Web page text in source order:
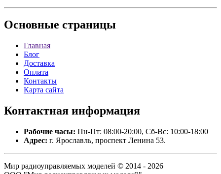
Основные страницы
Главная
Блог
Доставка
Оплата
Контакты
Карта сайта
Контактная информация
Рабочие часы: Пн-Пт: 08:00-20:00, Сб-Вс: 10:00-18:00
Адрес: г. Ярославль, проспект Ленина 53.
Мир радиоуправляемых моделей © 2014 - 2026